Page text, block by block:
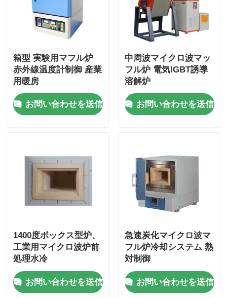
箱型 実験用マフル炉
赤外線温度計制御 産業
用暖房
お問い合わせを送信
中周波マイクロ波マッ
フル炉 電気IGBT誘導
溶解炉
お問い合わせを送信
1400度ボックス型炉、
工業用マイクロ波炉前
処理水冷
お問い合わせを送信
急速炭化マイクロ波マ
フル炉冷却システム 熱
対制御
お問い合わせを送信